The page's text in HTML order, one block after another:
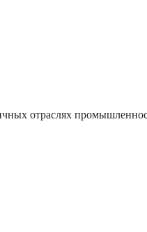
отраслях